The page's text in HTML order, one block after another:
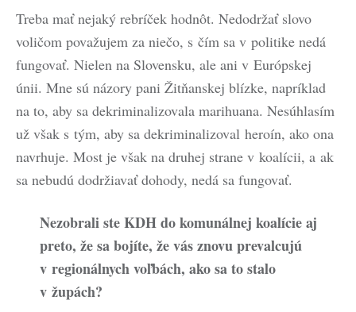
Treba mať nejaký rebríček hodnôt. Nedodržať slovo
voličom považujem za niečo, s čím sa v politike nedá
fungovať. Nielen na Slovensku, ale ani v Európskej
únii. Mne sú názory pani Žitňanskej blízke, napríklad
na to, aby sa dekriminalizovala marihuana. Nesúhlasím
už však s tým, aby sa dekriminalizoval heroín, ako ona
navrhuje. Most je však na druhej strane v koalícii, a ak
sa nebudú dodržiavať dohody, nedá sa fungovať.
Nezobrali ste KDH do komunálnej koalície aj
preto, že sa bojíte, že vás znovu prevalcujú
v regionálnych voľbách, ako sa to stalo
v župách?